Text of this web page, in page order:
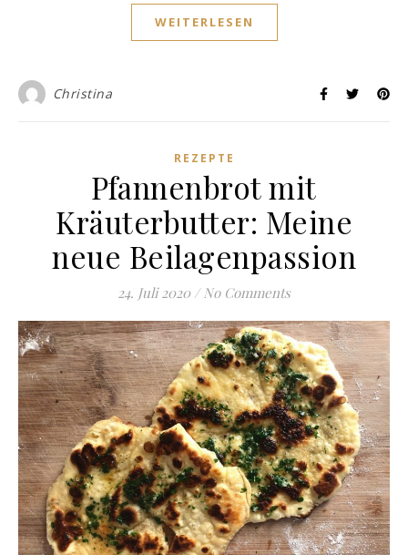
WEITERLESEN
Christina
REZEPTE
Pfannenbrot mit
Kräuterbutter: Meine
neue Beilagenpassion
24. Juli 2020 / No Comments